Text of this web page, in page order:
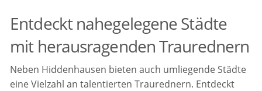
Entdeckt nahegelegene Städte
mit herausragenden Traurednern
Neben Hiddenhausen bieten auch umliegende Städte
eine Vielzahl an talentierten Traurednern. Entdeckt